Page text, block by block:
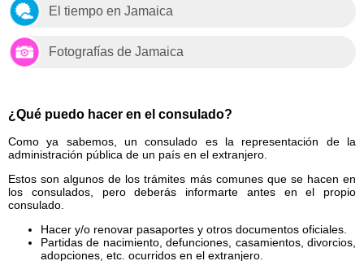
El tiempo en Jamaica
Fotografías de Jamaica
¿Qué puedo hacer en el consulado?
Como ya sabemos, un consulado es la representación de la
administración pública de un país en el extranjero.
Estos son algunos de los trámites más comunes que se hacen en
los consulados, pero deberás informarte antes en el propio
consulado.
Hacer y/o renovar pasaportes y otros documentos oficiales.
Partidas de nacimiento, defunciones, casamientos, divorcios,
adopciones, etc. ocurridos en el extranjero.